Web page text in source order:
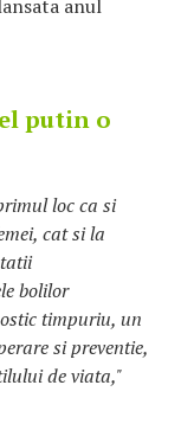
anul
putin o
loc ca si
cat si la
bolilor
timpuriu, un
si preventie,
de viata,"